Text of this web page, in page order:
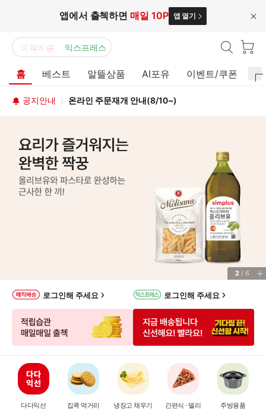
앱에서 출첵하면 매일 10P 앱 열기
닫
매직배송 익스프레스
홈 베스트 알뜰상품 AI포유 이벤트/쿠폰
공지안내 온라인 주문재개 안내(8/10~)
3 / 6
나
로그인해 주세요 로그인해 주세요
다다익선 집콕 먹거리 냉장고 채우기 간편식 · 델리 주방용품